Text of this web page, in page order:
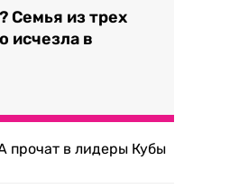
Семья из трех
исчезла в
прочат в лидеры Кубы